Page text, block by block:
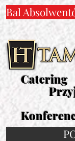
Bal
Catering